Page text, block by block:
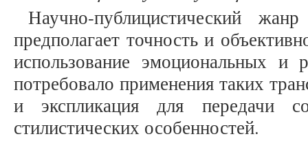
Научно-публицистический
предполагает точность и
использование эмоциональных и
потребовало применения таких
и экспликация для передачи
стилистических особенностей.